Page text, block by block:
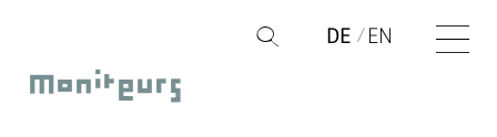
springen
Q
Moniteurs
DE EN